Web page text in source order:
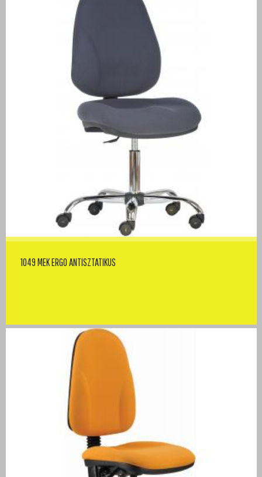
1049 MEK ERGO ANTISZTATIKUS